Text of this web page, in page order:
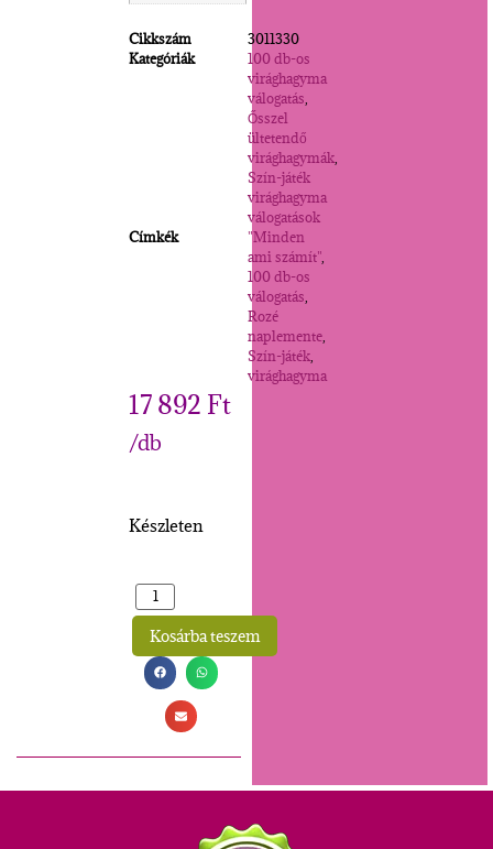
Cikkszám
3011330
Kategóriák
100 db-os
virághagyma
válogatás,
Ősszel
ültetendő
virághagymák,
Szín-játék
virághagyma
válogatások
Címkék
"Minden
ami számít",
100 db-os
válogatás,
Rozé
naplemente,
Szín-játék,
virághagyma
17 892 Ft
/db
Készleten
Kosárba teszem
Alternative: